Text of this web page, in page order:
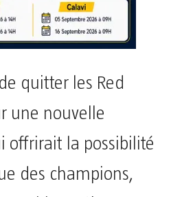
quitter les Red
une nouvelle
offrirait la possibilité
des champions,